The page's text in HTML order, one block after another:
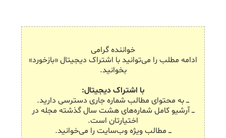
خواننده گرامی
ادامه مطلب را می‌توانید با اشتراک دیجیتال «بازخورد»
بخوانید.
با اشتراک دیجیتال:
ـــ به محتوای مطالب شماره جاری دسترسی دارید.
ـــ آرشیو کامل شماره‌های هشت سال گذشته مجله در
اختیارتان است.
ـــ مطالب ویژه وب‌سایت را می‌خوانید.